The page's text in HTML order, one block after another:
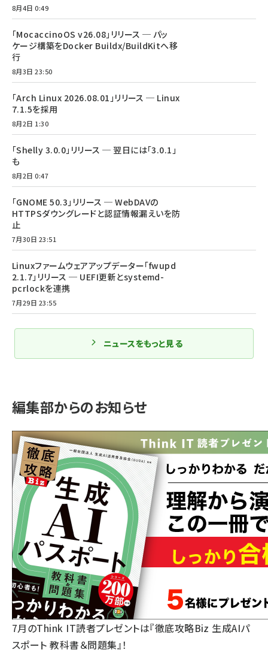
8月4日 0:49
「MocaccinoOS v26.08」リリース ─ パッ
ケージ構築をDocker Buildx/BuildKitへ移
行
8月3日 23:50
「Arch Linux 2026.08.01」リリース ─ Linux
7.1.5を採用
8月2日 1:30
「Shelly 3.0.0」リリース ─ 翌日には「3.0.1」
も
8月2日 0:47
「GNOME 50.3」リリース ─ WebDAVの
HTTPSダウングレードと認証情報漏えいを防
止
7月30日 23:51
Linuxファームウェアアップデーター「fwupd
2.1.7」リリース ─ UEFI更新とsystemd-
pcrlockを連携
7月29日 23:55
ニュースをもっと見る
編集部からのお知らせ
7月のThink IT読者プレゼントは『徹底攻略Biz 生成AIパ
スポート 教科書＆問題集』！